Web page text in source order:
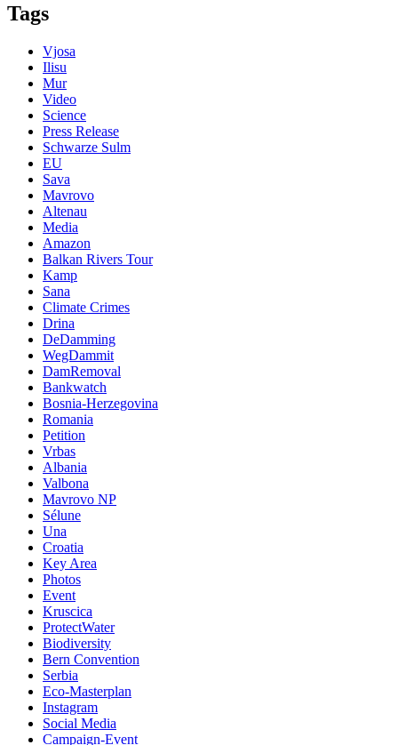
Tags
Vjosa
Ilisu
Mur
Video
Science
Press Release
Schwarze Sulm
EU
Sava
Mavrovo
Altenau
Media
Amazon
Balkan Rivers Tour
Kamp
Sana
Climate Crimes
Drina
DeDamming
WegDammit
DamRemoval
Bankwatch
Bosnia-Herzegovina
Romania
Petition
Vrbas
Albania
Valbona
Mavrovo NP
Sélune
Una
Croatia
Key Area
Photos
Event
Kruscica
ProtectWater
Biodiversity
Bern Convention
Serbia
Eco-Masterplan
Instagram
Social Media
Campaign-Event